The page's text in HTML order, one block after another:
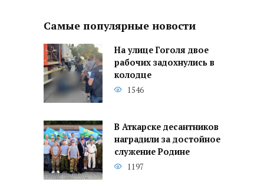
Самые популярные новости
На улице Гоголя двое
рабочих задохнулись в
колодце
1546
В Аткарске десантников
наградили за достойное
служение Родине
1197